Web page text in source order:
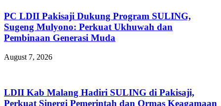
PC LDII Pakisaji Dukung Program SULING,
Sugeng Mulyono: Perkuat Ukhuwah dan
Pembinaan Generasi Muda
August 7, 2026
LDII Kab Malang Hadiri SULING di Pakisaji,
Perkuat Sinergi Pemerintah dan Ormas Keagamaan